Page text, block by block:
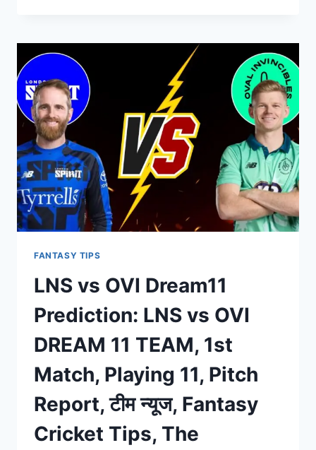
FANTASY TIPS
LNS vs OVI Dream11
Prediction: LNS vs OVI
DREAM 11 TEAM, 1st
Match, Playing 11, Pitch
Report, टीम न्यूज, Fantasy
Cricket Tips, The